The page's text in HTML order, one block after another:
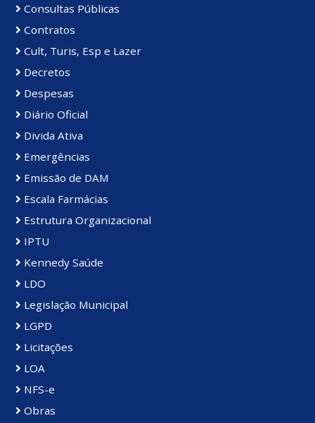
Consultas Públicas
Contratos
Cult, Turis, Esp e Lazer
Decretos
Despesas
Diário Oficial
Divida Ativa
Emergências
Emissão de DAM
Escala Farmácias
Estrutura Organizacional
IPTU
Kennedy Saúde
LDO
Legislação Municipal
LGPD
Licitações
LOA
NFS-e
Obras